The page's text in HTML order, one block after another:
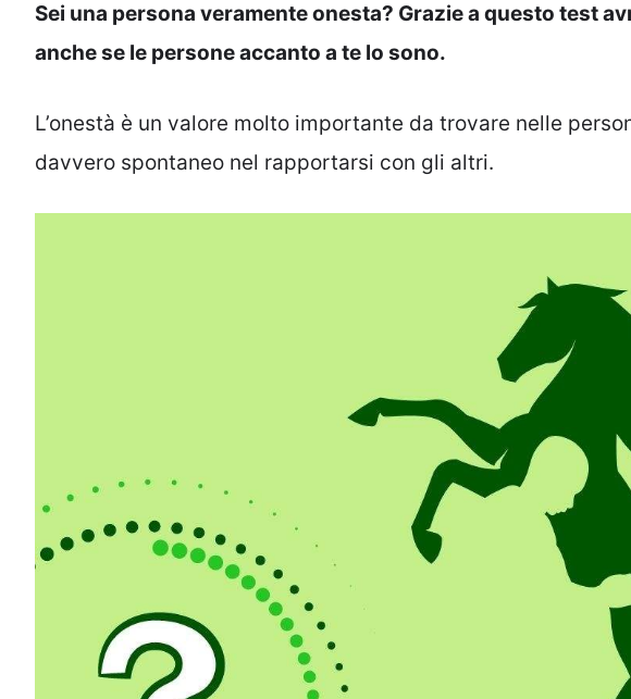
Sei una persona veramente onesta? Grazie a questo test
anche se le persone accanto a te lo sono.
L’onestà è un valore molto importante da trovare nelle
davvero spontaneo nel rapportarsi con gli altri.